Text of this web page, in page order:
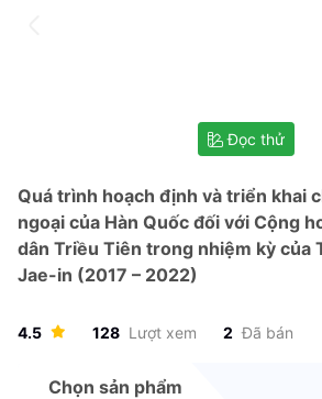
Đọc thử
Quá trình hoạch định và triển khai
ngoại của Hàn Quốc đối với Cộng
dân Triều Tiên trong nhiệm kỳ của
Jae-in (2017 – 2022)
4.5 128 Lượt xem 2 Đã bán
Chọn sản phẩm